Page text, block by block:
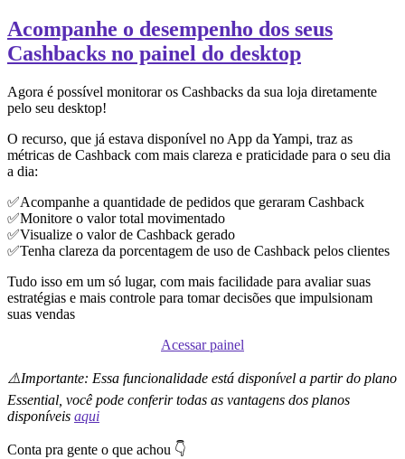
Acompanhe o desempenho dos seus
Cashbacks no painel do desktop
Agora é possível monitorar os Cashbacks da sua loja diretamente
pelo seu desktop!
O recurso, que já estava disponível no App da Yampi, traz as
métricas de Cashback com mais clareza e praticidade para o seu dia
a dia:
✅Acompanhe a quantidade de pedidos que geraram Cashback
✅Monitore o valor total movimentado
✅Visualize o valor de Cashback gerado
✅Tenha clareza da porcentagem de uso de Cashback pelos clientes
Tudo isso em um só lugar, com mais facilidade para avaliar suas
estratégias e mais controle para tomar decisões que impulsionam
suas vendas
Acessar painel
⚠️Importante: Essa funcionalidade está disponível a partir do plano
Essential, você pode conferir todas as vantagens dos planos
disponíveis aqui
Conta pra gente o que achou 👇